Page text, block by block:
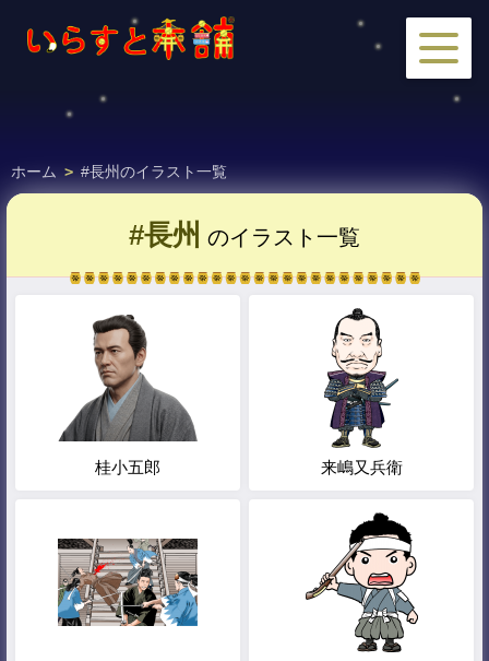
ホーム > #長州のイラスト一覧
#長州 のイラスト一覧
桂小五郎 来嶋又兵衛